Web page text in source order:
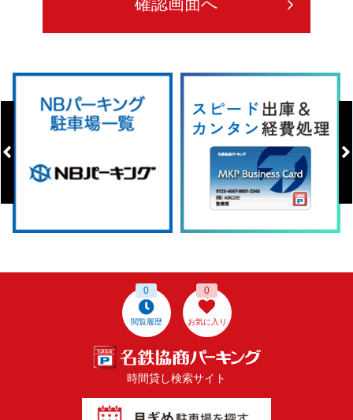
閲覧履歴
0
お気に入り
0
時間貸し検索サイト